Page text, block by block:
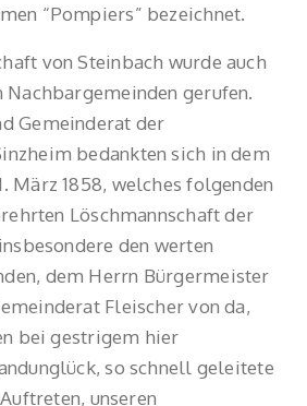
“Pompiers” bezeichnet.
von Steinbach wurde auch
Nachbargemeinden gerufen.
Gemeinderat der
bedankten sich in dem
März 1858, welches folgenden
Löschmannschaft der
den werten
dem Herrn Bürgermeister
Fleischer von da,
bei gestrigem hier
so schnell geleitete
unseren